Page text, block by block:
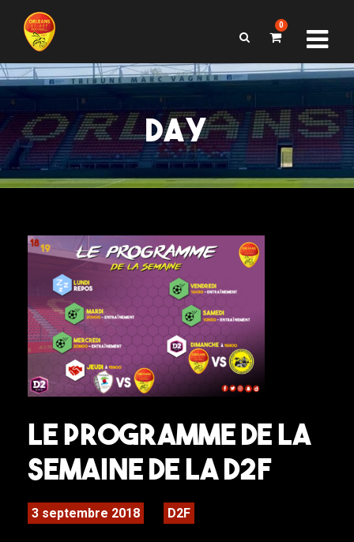
0
DAY
Le programme de la
semaine de la D2F
3 septembre 2018 D2F